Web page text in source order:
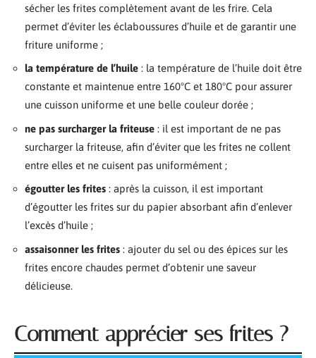
sécher les frites complètement avant de les frire. Cela
permet d’éviter les éclaboussures d’huile et de garantir une
friture uniforme ;
la température de l’huile : la température de l’huile doit être
constante et maintenue entre 160°C et 180°C pour assurer
une cuisson uniforme et une belle couleur dorée ;
ne pas surcharger la friteuse : il est important de ne pas
surcharger la friteuse, afin d’éviter que les frites ne collent
entre elles et ne cuisent pas uniformément ;
égoutter les frites : après la cuisson, il est important
d’égoutter les frites sur du papier absorbant afin d’enlever
l’excès d’huile ;
assaisonner les frites : ajouter du sel ou des épices sur les
frites encore chaudes permet d’obtenir une saveur
délicieuse.
Comment apprécier ses frites ?